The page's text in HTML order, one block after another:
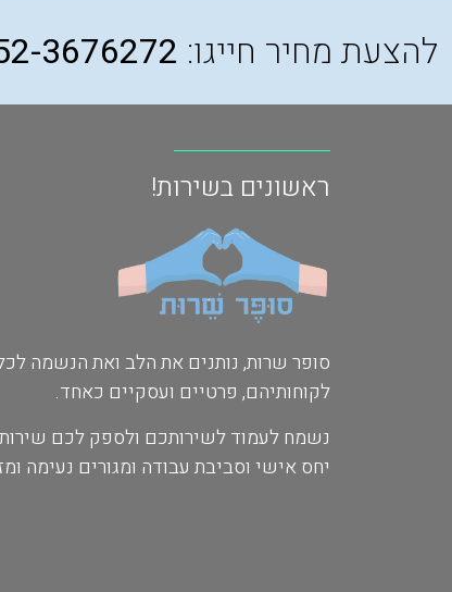
להצעת מחיר חייגו: 3676272
ראשונים בשירות!
סופר שרות, נותנים את הלב ואת הנשמה
לקוחותיהם, פרטיים ועסקיים כאחד.
נשמח לעמוד לשירותכם ולספק לכם
יחס אישי וסביבת עבודה ומגורים נעימה